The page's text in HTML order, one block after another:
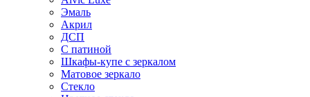
Эмаль
Акрил
ДСП
С патиной
Шкафы-купе с зеркалом
Матовое зеркало
Стекло